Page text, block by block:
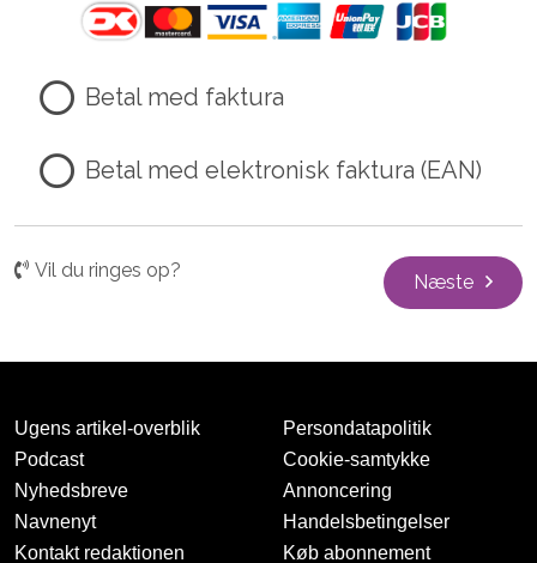
Betal med faktura
Betal med elektronisk faktura (EAN)
Vil du ringes op?
Næste
Ugens artikel-overblik
Podcast
Nyhedsbreve
Navnenyt
Kontakt redaktionen
Persondatapolitik
Cookie-samtykke
Annoncering
Handelsbetingelser
Køb abonnement